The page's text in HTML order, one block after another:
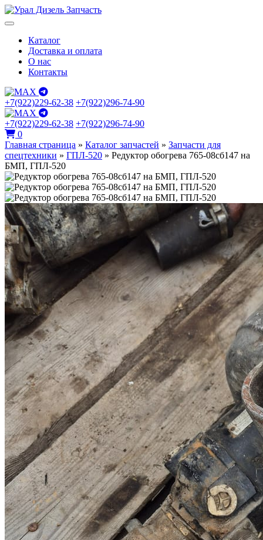
Каталог
Доставка и оплата
О нас
Контакты
+7(922)229-62-38 +7(922)296-74-90
+7(922)229-62-38 +7(922)296-74-90
0
Главная страница » Каталог запчастей » Запчасти для
спецтехники » ГПЛ-520 » Редуктор обогрева 765-08сб147 на
БМП, ГПЛ-520